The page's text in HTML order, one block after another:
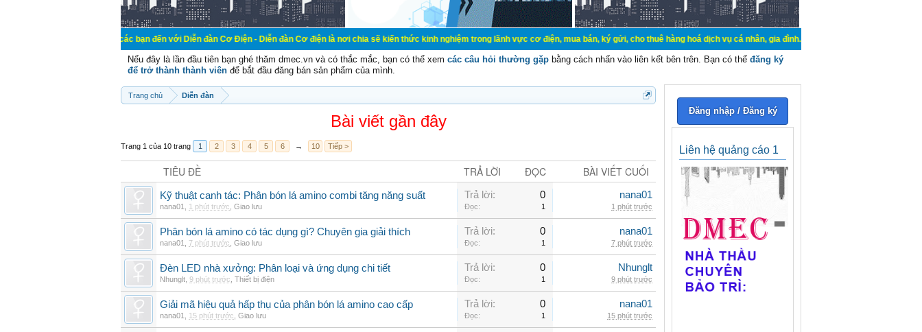
Chào mừng các bạn đến với Diễn đàn Cơ Điện - Diễn đàn Cơ điện là nơi chia sẽ kiến thức kinh nghiệm trong lãnh vực cơ điện, mua bán, ký gửi, cho thuê hàng hoá dịch vụ cá nhân, gia đình. Mua bán, ký gửi, cho thuê thiết bị hệ
Nếu đây là lần đầu tiên bạn ghé thăm dmec.vn và có thắc mắc, bạn có thể xem các câu hỏi thường gặp bằng cách nhấn vào liên kết bên trên. Bạn có thể đăng ký
để trở thành thành viên để bắt đầu đăng bán sản phẩm của mình.
Trang chủ Diễn đàn
Bài viết gần đây
Trang 1 của 10 trang 1 2 3 4 5 6 → 10 Tiếp >
TIÊU ĐỀ TRẢ LỜI ĐỌC BÀI VIẾT CUỐI
Kỹ thuật canh tác: Phân bón lá amino combi tăng năng suất
nana01 1 phút trước Giao lưu
Trả lời: 0
Đọc: 1
nana01
1 phút trước
Phân bón lá amino có tác dụng gì? Chuyên gia giải thích
nana01 7 phút trước Giao lưu
Trả lời: 0
Đọc: 1
nana01
7 phút trước
Đèn LED nhà xưởng: Phân loại và ứng dụng chi tiết
Nhunglt 9 phút trước Thiết bị điện
Trả lời: 0
Đọc: 1
Nhunglt
9 phút trước
Giải mã hiệu quả hấp thụ của phân bón lá amino cao cấp
nana01 15 phút trước Giao lưu
Trả lời: 0
Đọc: 1
nana01
15 phút trước
Đăng nhập / Đăng ký
Liên hệ quảng cáo 1